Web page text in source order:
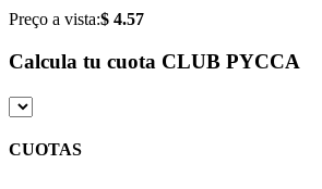
Preço a vista:$ 4.57
Calcula tu cuota CLUB PYCCA
CUOTAS